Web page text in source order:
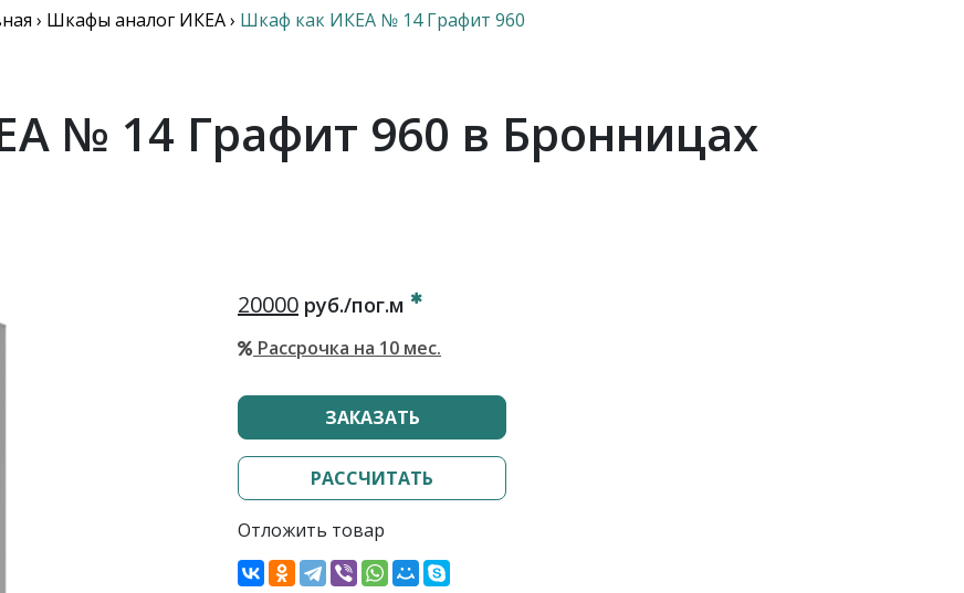
› Шкафы аналог ИКЕА› Шкаф как ИКЕА № 14 Графит 960
№ 14 Графит 960 в Бронницах
20000 руб./пог.м
Рассрочка на 10 мес.
ЗАКАЗАТЬ
РАССЧИТАТЬ
Отложить товар